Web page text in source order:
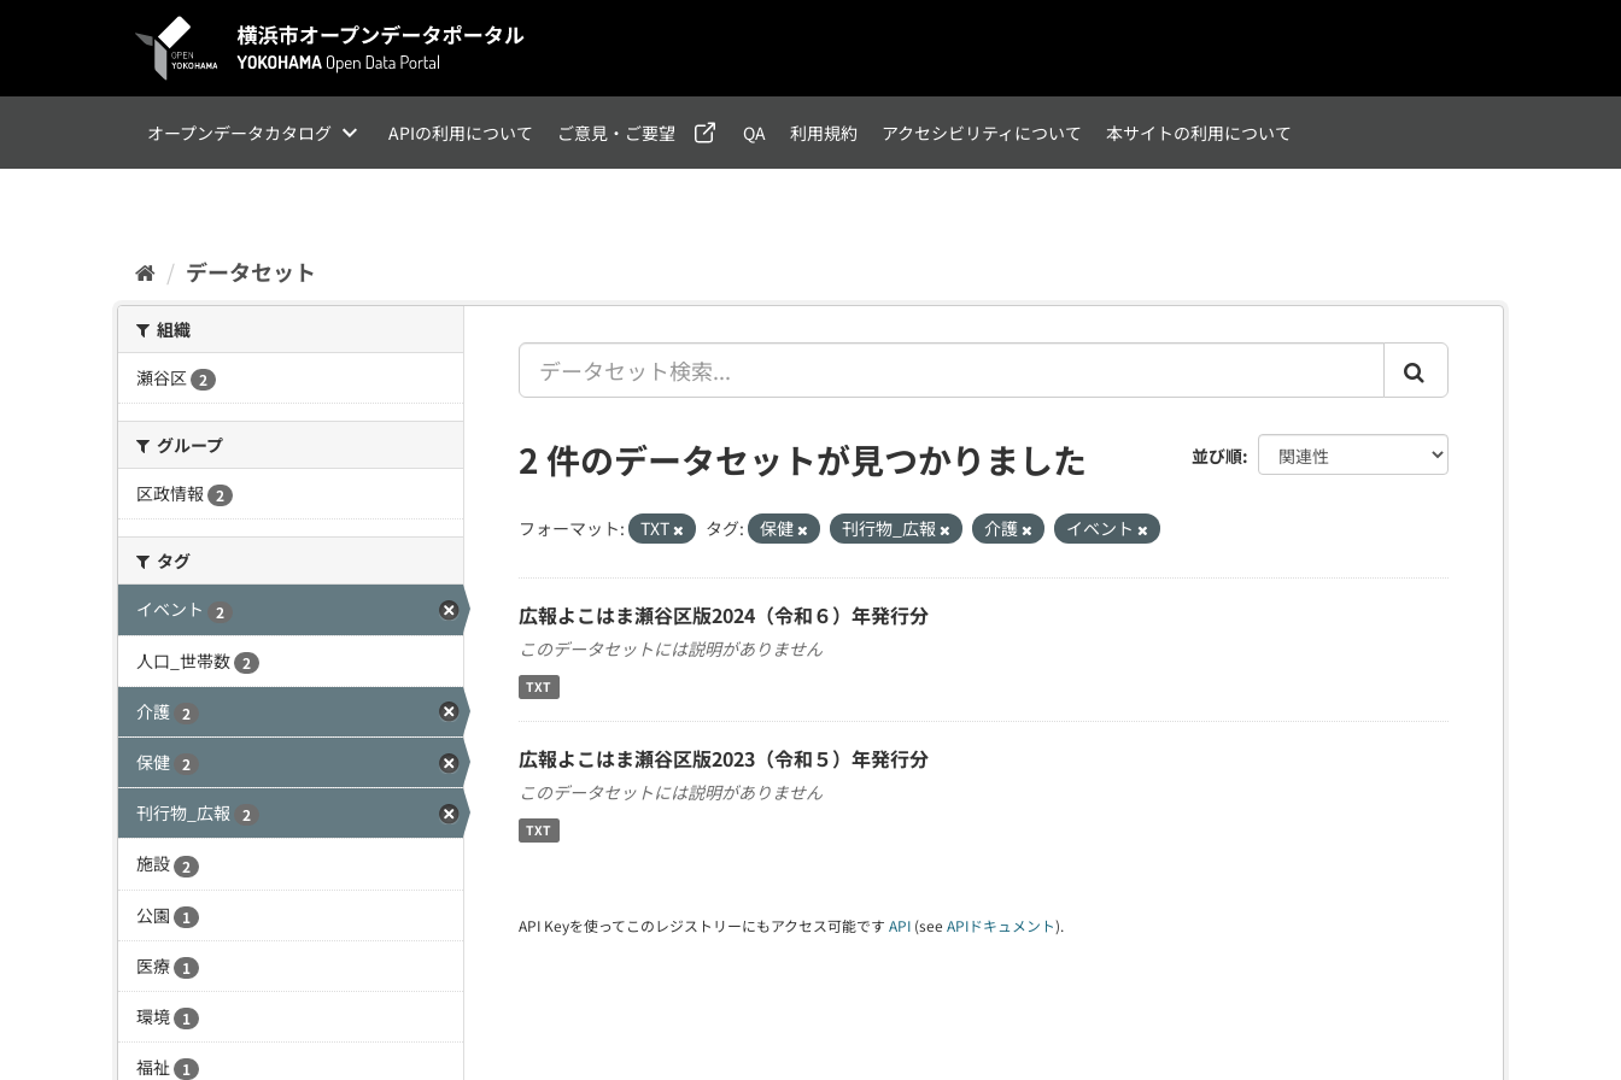
オープンデータカタログ APIの利用について ご意見・ご要望 QA 利用規約 アクセシビリティについて 本サイトの利用について
データセット
組織
瀬谷区 2
グループ
区政情報
2
タグ
イベント
2
人口_世帯数 2
介護 2
保健 2
刊行物_広報 2
施設 2
公園 1
医療 1
環境 1
福祉 1
並び順
2 件のデータセットが見つかりました
フォーマット: TXT タグ: 保健 刊行物_広報 介護 イベント
広報よこはま瀬谷区版2024（令和６）年発行分
このデータセットには説明がありません
TXT
広報よこはま瀬谷区版2023（令和５）年発行分
このデータセットには説明がありません
TXT
API Keyを使ってこのレジストリーにもアクセス可能です API (see APIドキュメント).